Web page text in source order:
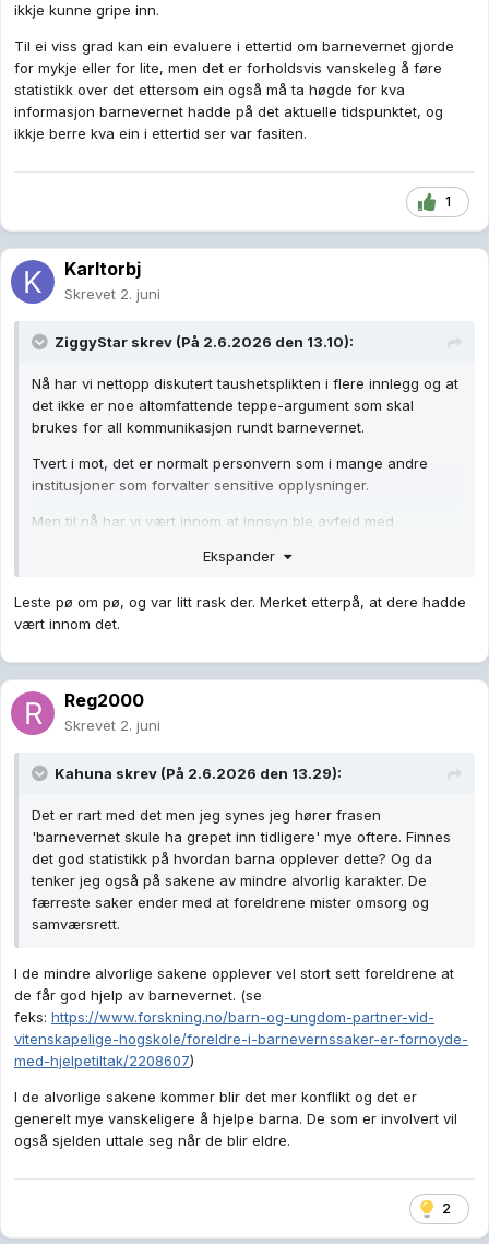
ikkje kunne gripe inn.
Til ei viss grad kan ein evaluere i ettertid om barnevernet gjorde
for mykje eller for lite, men det er forholdsvis vanskeleg å føre
statistikk over det ettersom ein også må ta høgde for kva
informasjon barnevernet hadde på det aktuelle tidspunktet, og
ikkje berre kva ein i ettertid ser var fasiten.
1
Karltorbj
Skrevet 2. juni
ZiggyStar skrev (På 2.6.2026 den 13.10):
Nå har vi nettopp diskutert taushetsplikten i flere innlegg og at
det ikke er noe altomfattende teppe-argument som skal
brukes for all kommunikasjon rundt barnevernet.
Tvert i mot, det er normalt personvern som i mange andre
institusjoner som forvalter sensitive opplysninger.
Men til nå har vi vært innom at innsyn ble avfeid med
spesifikt gitt innstruks om åpenhet og ikke gjemme seg bak
Ekspander
Leste pø om pø, og var litt rask der. Merket etterpå, at dere hadde
vært innom det.
Reg2000
Skrevet 2. juni
Kahuna skrev (På 2.6.2026 den 13.29):
Det er rart med det men jeg synes jeg hører frasen
'barnevernet skule ha grepet inn tidligere' mye oftere. Finnes
det god statistikk på hvordan barna opplever dette? Og da
tenker jeg også på sakene av mindre alvorlig karakter. De
færreste saker ender med at foreldrene mister omsorg og
samværsrett.
I de mindre alvorlige sakene opplever vel stort sett foreldrene at
de får god hjelp av barnevernet. (se
feks: https://www.forskning.no/barn-og-ungdom-partner-vid-
vitenskapelige-hogskole/foreldre-i-barnevernssaker-er-fornoyde-
med-hjelpetiltak/2208607)
I de alvorlige sakene kommer blir det mer konflikt og det er
generelt mye vanskeligere å hjelpe barna. De som er involvert vil
også sjelden uttale seg når de blir eldre.
2